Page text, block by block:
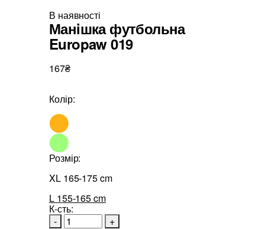
В наявності
Манiшка футбольна
Europaw 019
167₴
Колір:
Розмір:
XL 165-175 cm
L 155-165 cm
К-сть:
-
+